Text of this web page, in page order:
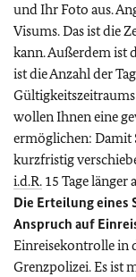
und Ihr Foto aus.
Visums. Das ist die
kann. Außerdem ist
ist die Anzahl der
wollen Ihnen eine
ermöglichen: Damit
kurzfristig
i.d.R. 15 Tage länger
Die Erteilung eines
Anspruch auf
Einreisekontrolle in
Grenzpolizei. Es ist